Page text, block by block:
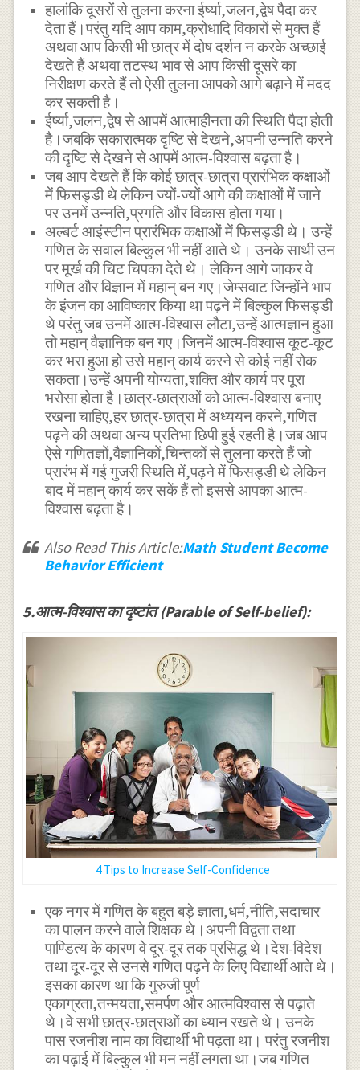
हालांकि दूसरों से तुलना करना ईर्ष्या,जलन,द्वेष पैदा कर
देता हैं।परंतु यदि आप काम,क्रोधादि विकारों से मुक्त हैं
अथवा आप किसी भी छात्र में दोष दर्शन न करके अच्छाई
देखते हैं अथवा तटस्थ भाव से आप किसी दूसरे का
निरीक्षण करते हैं तो ऐसी तुलना आपको आगे बढ़ाने में मदद
कर सकती है।
ईर्ष्या,जलन,द्वेष से आपमें आत्माहीनता की स्थिति पैदा होती
है।जबकि सकारात्मक दृष्टि से देखने,अपनी उन्नति करने
की दृष्टि से देखने से आपमें आत्म-विश्वास बढ़ता है।
जब आप देखते हैं कि कोई छात्र-छात्रा प्रारंभिक कक्षाओं
में फिसड्डी थे लेकिन ज्यों-ज्यों आगे की कक्षाओं में जाने
पर उनमें उन्नति,प्रगति और विकास होता गया।
अल्बर्ट आइंस्टीन प्रारंभिक कक्षाओं में फिसड्डी थे। उन्हें
गणित के सवाल बिल्कुल भी नहीं आते थे। उनके साथी उन
पर मूर्ख की चिट चिपका देते थे। लेकिन आगे जाकर वे
गणित और विज्ञान में महान् बन गए।जेम्सवाट जिन्होंने भाप
के इंजन का आविष्कार किया था पढ़ने में बिल्कुल फिसड्डी
थे परंतु जब उनमें आत्म-विश्वास लौटा,उन्हें आत्मज्ञान हुआ
तो महान् वैज्ञानिक बन गए।जिनमें आत्म-विश्वास कूट-कूट
कर भरा हुआ हो उसे महान् कार्य करने से कोई नहीं रोक
सकता।उन्हें अपनी योग्यता,शक्ति और कार्य पर पूरा
भरोसा होता है।छात्र-छात्राओं को आत्म-विश्वास बनाए
रखना चाहिए,हर छात्र-छात्रा में अध्ययन करने,गणित
पढ़ने की अथवा अन्य प्रतिभा छिपी हुई रहती है।जब आप
ऐसे गणितज्ञों,वैज्ञानिकों,चिन्तकों से तुलना करते हैं जो
प्रारंभ में गई गुजरी स्थिति में,पढ़ने में फिसड्डी थे लेकिन
बाद में महान् कार्य कर सकें हैं तो इससे आपका आत्म-
विश्वास बढ़ता है।
Also Read This Article:Math Student Become
Behavior Efficient
5.आत्म-विश्वास का दृष्टांत (Parable of Self-belief):
4 Tips to Increase Self-Confidence
एक नगर में गणित के बहुत बड़े ज्ञाता,धर्म,नीति,सदाचार
का पालन करने वाले शिक्षक थे।अपनी विद्वता तथा
पाण्डित्य के कारण वे दूर-दूर तक प्रसिद्ध थे।देश-विदेश
तथा दूर-दूर से उनसे गणित पढ़ने के लिए विद्यार्थी आते थे।
इसका कारण था कि गुरुजी पूर्ण
एकाग्रता,तन्मयता,समर्पण और आत्मविश्वास से पढ़ाते
थे।वे सभी छात्र-छात्राओं का ध्यान रखते थे। उनके
पास रजनीश नाम का विद्यार्थी भी पढ़ता था। परंतु रजनीश
का पढ़ाई में बिल्कुल भी मन नहीं लगता था।जब गणित